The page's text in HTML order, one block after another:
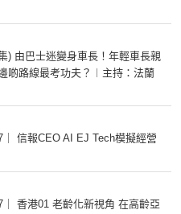
) 由巴士迷變身車長！年輕車長親
啲路線最考功夫？︱主持：法蘭
｜ 信報CEO AI EJ Tech模擬經營
｜ 香港01 老齡化新視角 在高齡亞